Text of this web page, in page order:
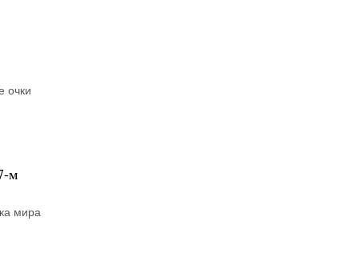
очки
м
мира